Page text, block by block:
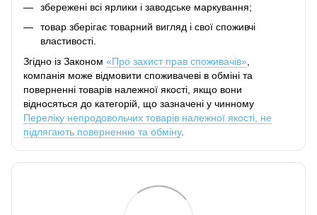
збережені всі ярлики і заводське маркування;
товар зберігає товарний вигляд і свої споживчі
властивості.
Згідно із Законом «Про захист прав споживачів»
компанія може відмовити споживачеві в обміні та
поверненні товарів належної якості, якщо вони
відносяться до категорій, що зазначені у чинному
Переліку непродовольчих товарів належної якості, не
підлягають поверненню та обміну.